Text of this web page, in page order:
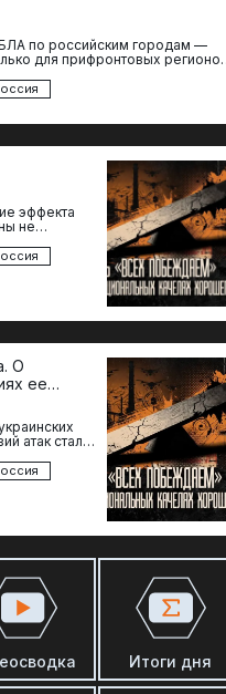
по российским городам —
для прифронтовых
эффекта
не
что делать…
О
ее
атак стал
не…
Итоги дня